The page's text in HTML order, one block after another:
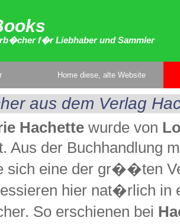
f�r Liebhaber und Sammler
Home diese, alte Website
aus dem Verlag
Hachette wurde von
Aus der Buchhandlung
sich eine der gr��ten
hier nat�rlich in
So erschienen bei